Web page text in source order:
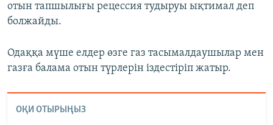
отын тапшылығы рецессия тудыруы ықтимал деп
болжайды.
Одаққа мүше елдер өзге газ тасымалдаушылар мен
газға балама отын түрлерін іздестіріп жатыр.
ОҚИ ОТЫРЫҢЫЗ